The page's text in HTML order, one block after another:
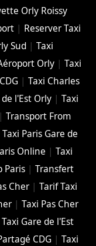
Orly Roissy
| Reserver Taxi
Sud| Taxi
Orly |Taxi
| Taxi Charles
l'Est Orly| Taxi
|Transport From
Taxi Paris Gare de
Online |Taxi
Paris| Transfert
Cher| Tarif Taxi
| Taxi Pas Cher
Taxi Gare de l'Est
CDG | Taxi